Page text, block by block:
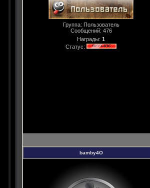
Группа: Пользователь
Сообщений: 476
Награды: 1
Статус:
bamby4O